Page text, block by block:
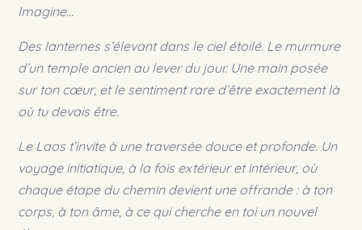
Imagine…
Des lanternes s’élevant dans le ciel étoilé. Le murmure
d’un temple ancien au lever du jour. Une main posée
sur ton cœur, et le sentiment rare d’être exactement là
où tu devais être.
Le Laos t’invite à une traversée douce et profonde. Un
voyage initiatique, à la fois extérieur et intérieur, où
chaque étape du chemin devient une offrande : à ton
corps, à ton âme, à ce qui cherche en toi un nouvel